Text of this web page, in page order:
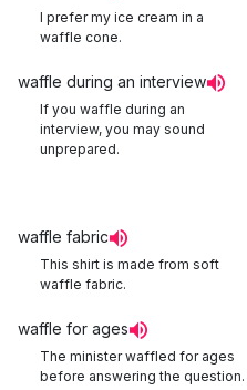
I prefer my ice cream in a
waffle cone.
waffle during an interview
If you waffle during an
interview, you may sound
unprepared.
waffle fabric
This shirt is made from soft
waffle fabric.
waffle for ages
The minister waffled for ages
before answering the question.